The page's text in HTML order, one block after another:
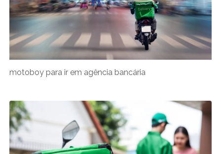
motoboy para ir em agência bancária